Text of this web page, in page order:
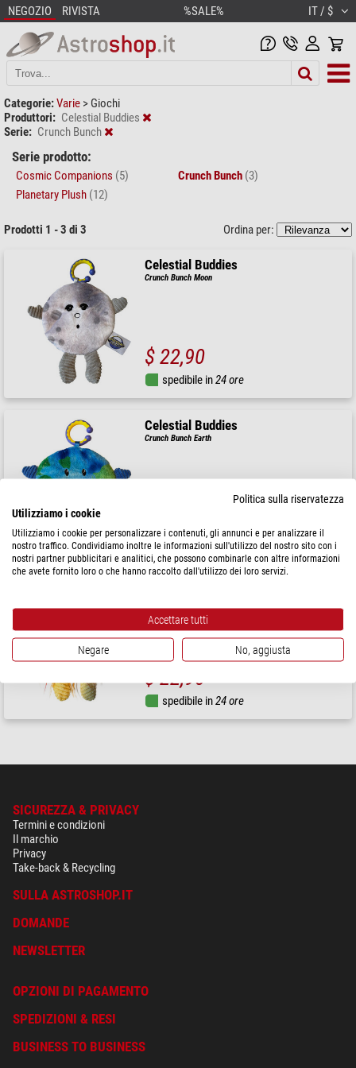
NEGOZIO RIVISTA %SALE% IT / $
Categorie:Varie > Giochi
Produttori: Celestial Buddies
Serie: Crunch Bunch
Serie prodotto:
Cosmic Companions (5) Crunch Bunch (3)
Planetary Plush (12)
Prodotti 1 - 3 di 3 Ordina per:
Celestial Buddies
Crunch Bunch Moon
$ 22,90
spedibile in24 ore
Celestial Buddies
Crunch Bunch Earth
spedibile in24 ore
$ 22,90
spedibile in24 ore
SICUREZZA & PRIVACY
Termini e condizioni
Il marchio
Privacy
Take-back & Recycling
SULLA ASTROSHOP.IT
DOMANDE
NEWSLETTER
OPZIONI DI PAGAMENTO
SPEDIZIONI & RESI
BUSINESS TO BUSINESS
Politica sulla riservatezza
Utilizziamo i cookie
Utilizziamo i cookie per personalizzare i contenuti, gli annunci e per analizzare il
nostro traffico. Condividiamo inoltre le informazioni sull'utilizzo del nostro sito con i
nostri partner pubblicitari e analitici, che possono combinarle con altre informazioni
che avete fornito loro o che hanno raccolto dall'utilizzo dei loro servizi.
Accettare tutti
Negare No, aggiusta